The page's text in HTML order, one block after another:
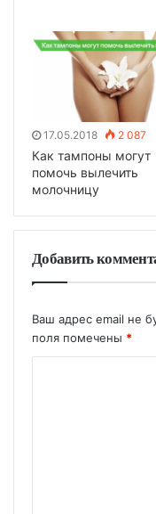
17.05.2018 2 087
Как тампоны могут
помочь вылечить
молочницу
Добавить
Ваш адрес email не
поля помечены *